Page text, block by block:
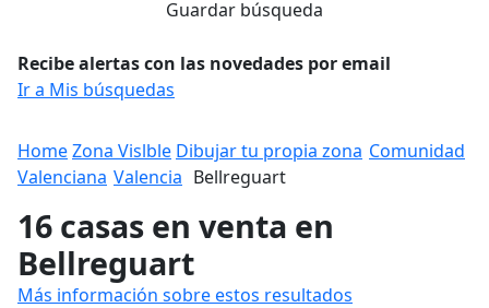
Guardar búsqueda
Recibe alertas con las novedades por email
Ir a Mis búsquedas
HomeZona Vislble Dibujar tu propia zona Comunidad
Valenciana Valencia Bellreguart
16 casas en venta en
Bellreguart
Más información sobre estos resultados